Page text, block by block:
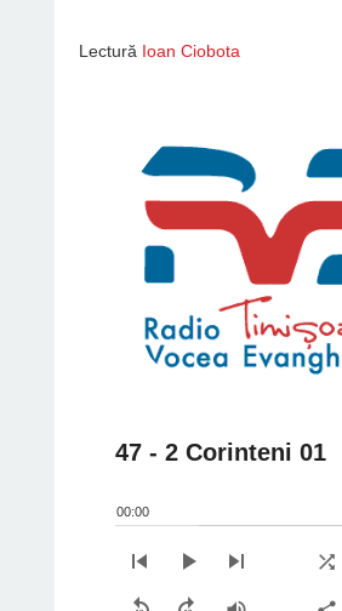
Lectură Ioan Ciobota
47 - 2 Corinteni 01
00:00
skip_previous play_arrow
skip_next
shuffle